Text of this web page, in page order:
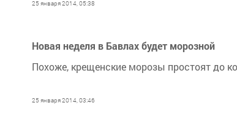
25 января 2014, 05:38
Новая неделя в Бавлах будет морозной
Похоже, крещенские морозы простоят до
25 января 2014, 03:46